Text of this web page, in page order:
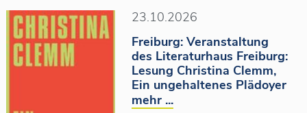
23.10.2026
Freiburg: Veranstaltung
des Literaturhaus Freiburg:
Lesung Christina Clemm,
Ein ungehaltenes Plädoyer
mehr ...